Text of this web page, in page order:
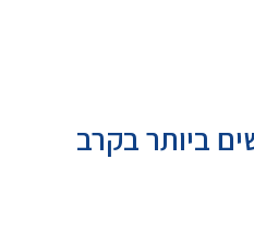
ביותר בקרב